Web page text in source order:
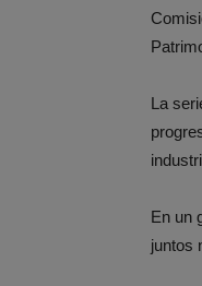
La
En un
juntos